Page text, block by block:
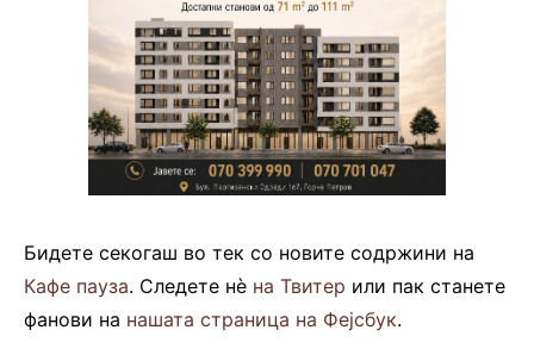
Бидете секогаш во тек со новите содржини на
Кафе пауза. Следете нè на Твитер или пак станете
фанови на нашата страница на Фејсбук.